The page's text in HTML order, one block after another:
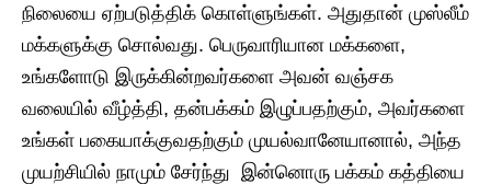
நிலையை ஏற்படுத்திக் கொள்ளுங்கள். அதுதான் முஸ்லீம்
மக்களுக்கு சொல்வது. பெருவாரியான மக்களை,
உங்களோடு இருக்கின்றவர்களை அவன் வஞ்சக
வலையில் வீழ்த்தி, தன்பக்கம் இழுப்பதற்கும், அவர்களை
உங்கள் பகையாக்குவதற்கும் முயல்வானேயானால், அந்த
முயற்சியில் நாமும் சேர்ந்து இன்னொரு பக்கம் கத்தியை